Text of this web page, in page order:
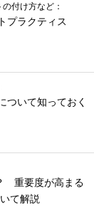
付け方など：
プラクティス
ついて知っておく
重要度が高まる
て解説